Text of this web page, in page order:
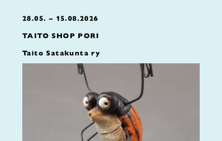
28.05. – 15.08.2026
TAITO SHOP PORI
Taito Satakunta ry